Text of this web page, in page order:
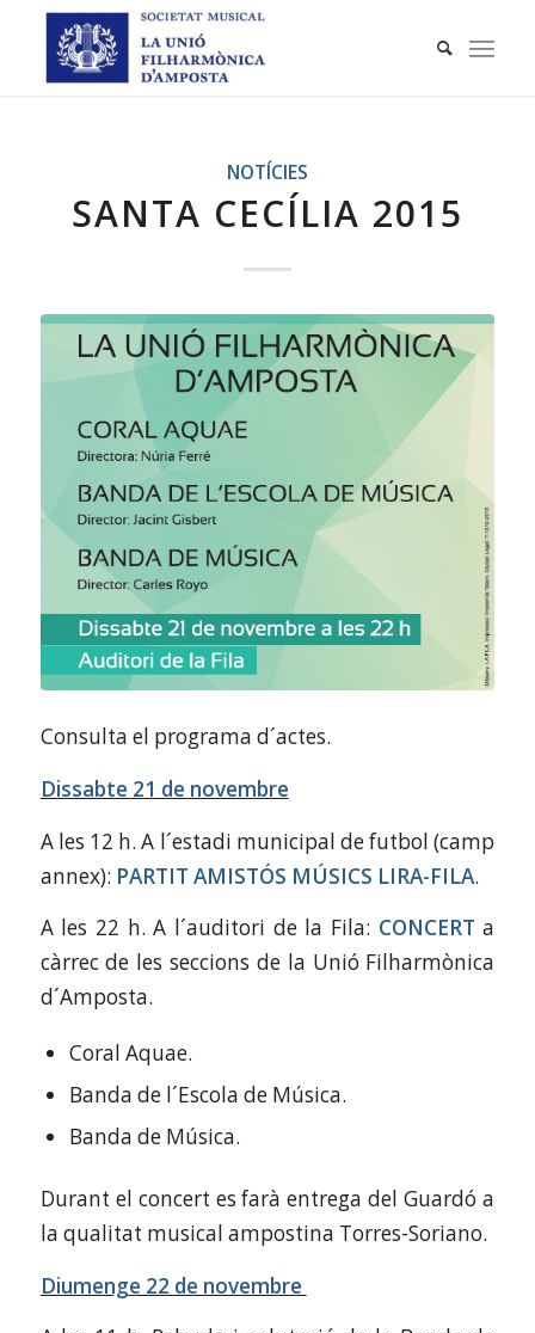
NOTÍCIES
SANTA CECÍLIA 2015
Consulta el programa d´actes.
Dissabte 21 de novembre
A les 12 h. A l´estadi municipal de futbol (camp
annex): PARTIT AMISTÓS MÚSICS LIRA-FILA.
A les 22 h. A l´auditori de la Fila: CONCERTa
càrrec de les seccions de la Unió Filharmònica
d´Amposta.
Coral Aquae.
Banda de l´Escola de Música.
Banda de Música.
Durant el concert es farà entrega del Guardó a
la qualitat musical ampostina Torres-Soriano.
Diumenge 22 de novembre